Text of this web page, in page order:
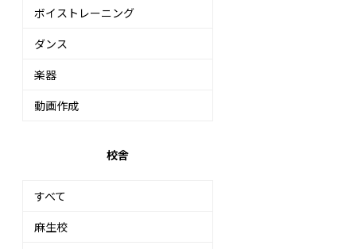
ボイストレーニング
ダンス
楽器
動画作成
校舎
すべて
麻生校